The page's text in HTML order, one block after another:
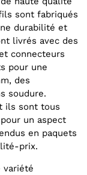
sont fabriqués
durabilité et
livrés avec des
connecteurs
pour une
des
soudure.
ils sont tous
un aspect
en paquets
prix.
variété